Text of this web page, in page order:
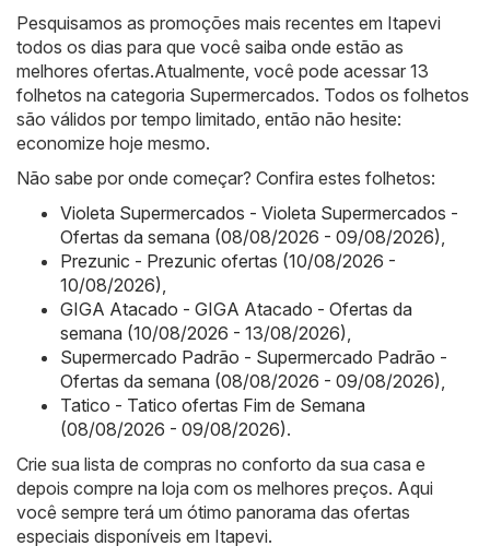
Pesquisamos as promoções mais recentes em Itapevi
todos os dias para que você saiba onde estão as
melhores ofertas.Atualmente, você pode acessar 13
folhetos na categoria Supermercados. Todos os folhetos
são válidos por tempo limitado, então não hesite:
economize hoje mesmo.
Não sabe por onde começar? Confira estes folhetos:
Violeta Supermercados - Violeta Supermercados -
Ofertas da semana (08/08/2026 - 09/08/2026)
Prezunic - Prezunic ofertas (10/08/2026 -
10/08/2026)
GIGA Atacado - GIGA Atacado - Ofertas da
semana (10/08/2026 - 13/08/2026)
Supermercado Padrão - Supermercado Padrão -
Ofertas da semana (08/08/2026 - 09/08/2026)
Tatico - Tatico ofertas Fim de Semana
(08/08/2026 - 09/08/2026).
Crie sua lista de compras no conforto da sua casa e
depois compre na loja com os melhores preços. Aqui
você sempre terá um ótimo panorama das ofertas
especiais disponíveis em Itapevi.